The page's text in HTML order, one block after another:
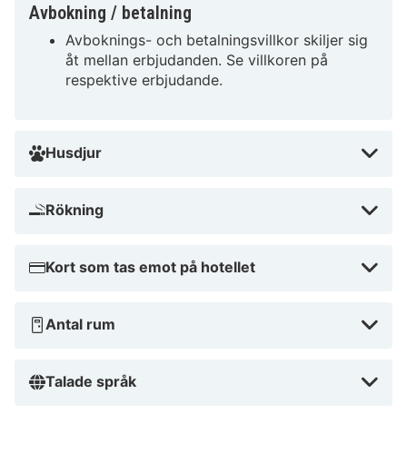
Avbokning / betalning
Avboknings- och betalningsvillkor skiljer sig
åt mellan erbjudanden. Se villkoren på
respektive erbjudande.
Husdjur
Rökning
Kort som tas emot på hotellet
Antal rum
Talade språk